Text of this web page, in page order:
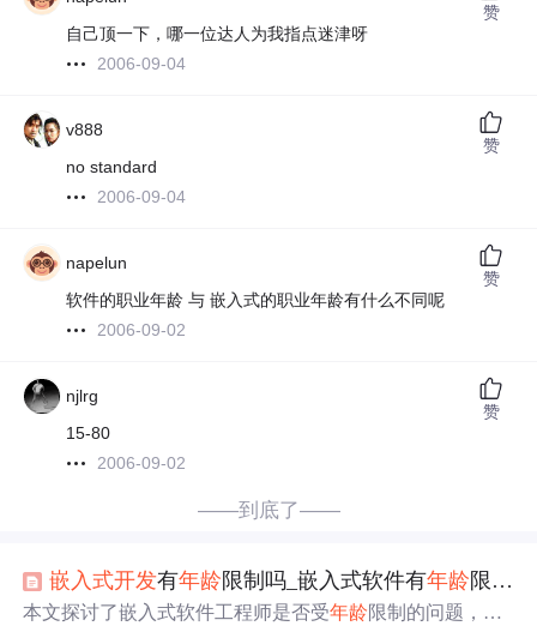
自己顶一下，哪一位达人为我指点迷津呀
2006-09-04
赞
v888
no standard
2006-09-04
赞
napelun
软件的职业年龄 与 嵌入式的职业年龄有什么不同呢
2006-09-02
赞
njlrg
15-80
2006-09-02
赞
——到底了——
嵌入式开发有年龄 限制吗_嵌入式软件有年龄 限制吗？
本文探讨了嵌入式软件工程师是否受年龄限制的问题，分